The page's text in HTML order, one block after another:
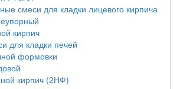
смеси для кладки лицевого кирпича
кирпич
для кладки печей
формовки
кирпич (2НФ)